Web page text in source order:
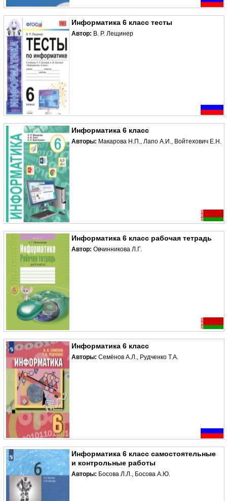
Информатика 6 класс тесты
Автор: В. Р. Лещинер
Информатика 6 класс
Авторы: Макарова Н.П., Лапо А.И., Войтехович Е.Н.
Информатика 6 класс рабочая тетрадь
Автор: Овчинникова Л.Г.
Информатика 6 класс
Авторы: Семёнов А.Л., Рудченко Т.А.
Информатика 6 класс самостоятельные
и контрольные работы
Авторы: Босова Л.Л., Босова А.Ю.